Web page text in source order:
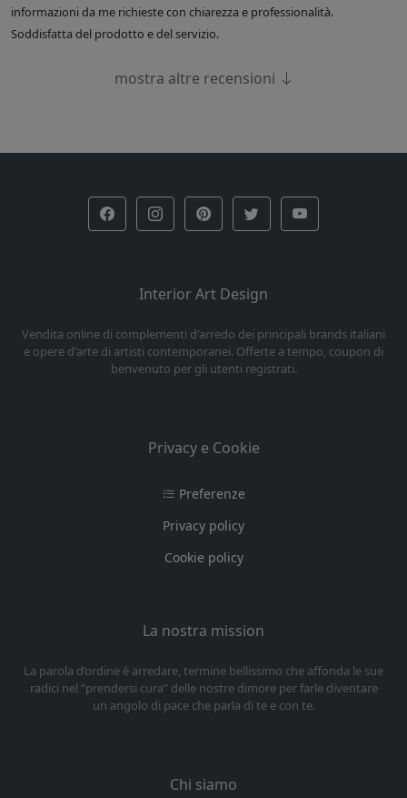
informazioni da me richieste con chiarezza e professionalità.
Soddisfatta del prodotto e del servizio.
mostra altre recensioni
Interior Art Design
Vendita online di complementi d'arredo dei principali brands italiani
e opere d'arte di artisti contemporanei. Offerte a tempo, coupon di
benvenuto per gli utenti registrati.
Privacy e Cookie
Preferenze
Privacy policy
Cookie policy
La nostra mission
La parola d’ordine è arredare, termine bellissimo che affonda le sue
radici nel “prendersi cura” delle nostre dimore per farle diventare
un angolo di pace che parla di te e con te.
Chi siamo